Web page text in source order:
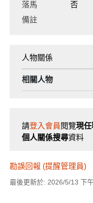
落馬
否
備註
人物關係
相關人物
請登入會員 閱覽現
個人關係搜尋資料
勘誤回報 (提醒管理員)
最後更新於: 2026/5/13 下